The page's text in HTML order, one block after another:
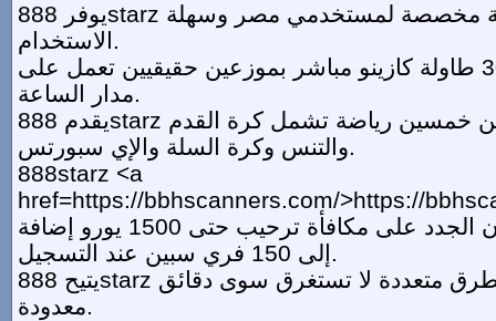
يوفر 888starz واجهة عربية واضحة مخصصة لمستخدمي مصر وسهلة
الاستخدام.
تتوفر أكثر من 300 طاولة كازينو مباشر بموزعين حقيقيين تعمل على
مدار الساعة.
يقدم 888starz مراهنات على أكثر من خمسين رياضة تشمل كرة القدم
والتنس وكرة السلة والإي سبورتس.
888starz <a
href=https://bbhscanners.com/>https://
يحصل المستخدمون الجدد على مكافأة ترحيب حتى 1500 يورو إضافة
إلى 150 فري سبين عند التسجيل.
يتيح 888starz إنشاء حساب جديد بطرق متعددة لا تستغرق سوى دقائق
معدودة.